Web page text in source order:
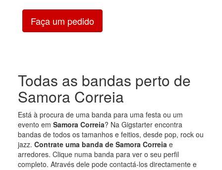
Faça um pedido
Todas as bandas perto de
Samora Correia
Está à procura de uma banda para uma festa ou um
evento em Samora Correia? Na Gigstarter encontra
bandas de todos os tamanhos e feitios, desde pop, rock ou
jazz. Contrate uma banda de Samora Correia e
arredores. Clique numa banda para ver o seu perfil
completo. Através dele pode contactá-los directamente e